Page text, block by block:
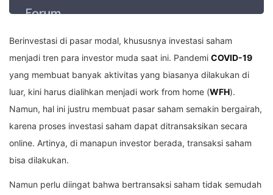
Berinvestasi di pasar modal, khususnya investasi saham
menjadi tren para investor muda saat ini. Pandemi COVID-19
yang membuat banyak aktivitas yang biasanya dilakukan di
luar, kini harus dialihkan menjadi work from home (WFH).
Namun, hal ini justru membuat pasar saham semakin bergairah,
karena proses investasi saham dapat ditransaksikan secara
online. Artinya, di manapun investor berada, transaksi saham
bisa dilakukan.
Namun perlu diingat bahwa bertransaksi saham tidak semudah